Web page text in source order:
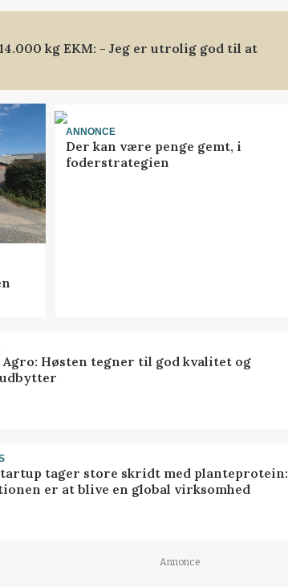
kg EKM: - Jeg er utrolig god til at
ANNONCE
Der kan være penge gemt, i
foderstrategien
Agro: Høsten tegner til god kvalitet og
tager store skridt med planteprotein:
er at blive en global virksomhed
Annonce